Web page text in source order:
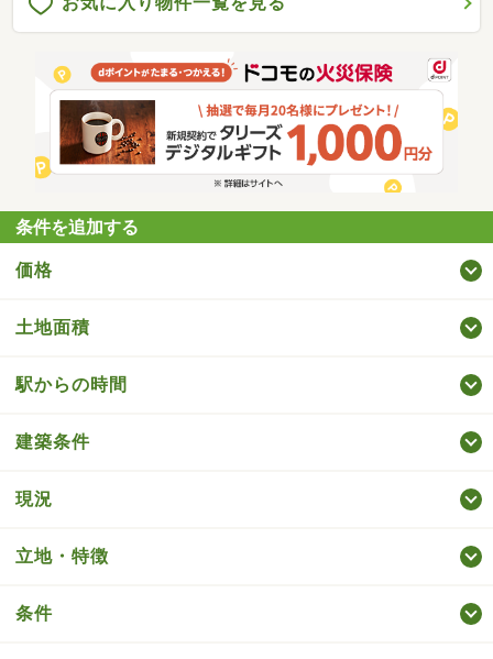
条件を追加する
価格
土地面積
駅からの時間
建築条件
現況
立地・特徴
条件